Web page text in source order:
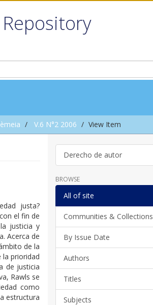
V.6 N°2 2006 View Item
justa?
el fin de
justicia y
Acerca de
de la
prioridad
de justicia
Rawls se
como
estructura
Derecho de autor
BROWSE
All of site
Communities & Collections
By Issue Date
Authors
Titles
Subjects